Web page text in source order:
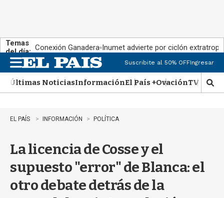
Temas
del día: Conexión Ganadera Inumet advierte por ciclón
n
u
Suscribite al 50% OFFIngresar
Últimas NoticiasInformaciónEl País +OvaciónTV Show
M
o
EL PAÍS INFORMACIÓN POLÍTICA
La licencia de Cosse y el
supuesto "error" de Blanca: el
otro debate detrás de la